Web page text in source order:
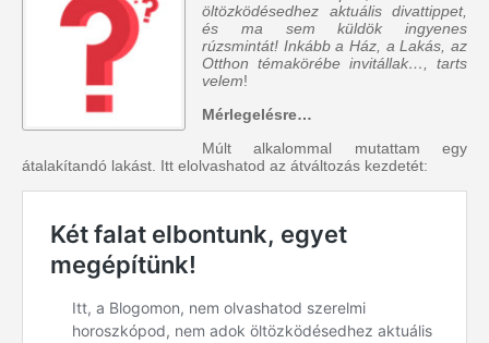
öltözködésedhez aktuális divattippet,
és ma sem küldök ingyenes
rúzsmintát! Inkább a Ház, a Lakás, az
Otthon témakörébe invitállak…, tarts
velem!
Mérlegelésre…
Múlt alkalommal mutattam egy
átalakítandó lakást. Itt elolvashatod az átváltozás kezdetét: